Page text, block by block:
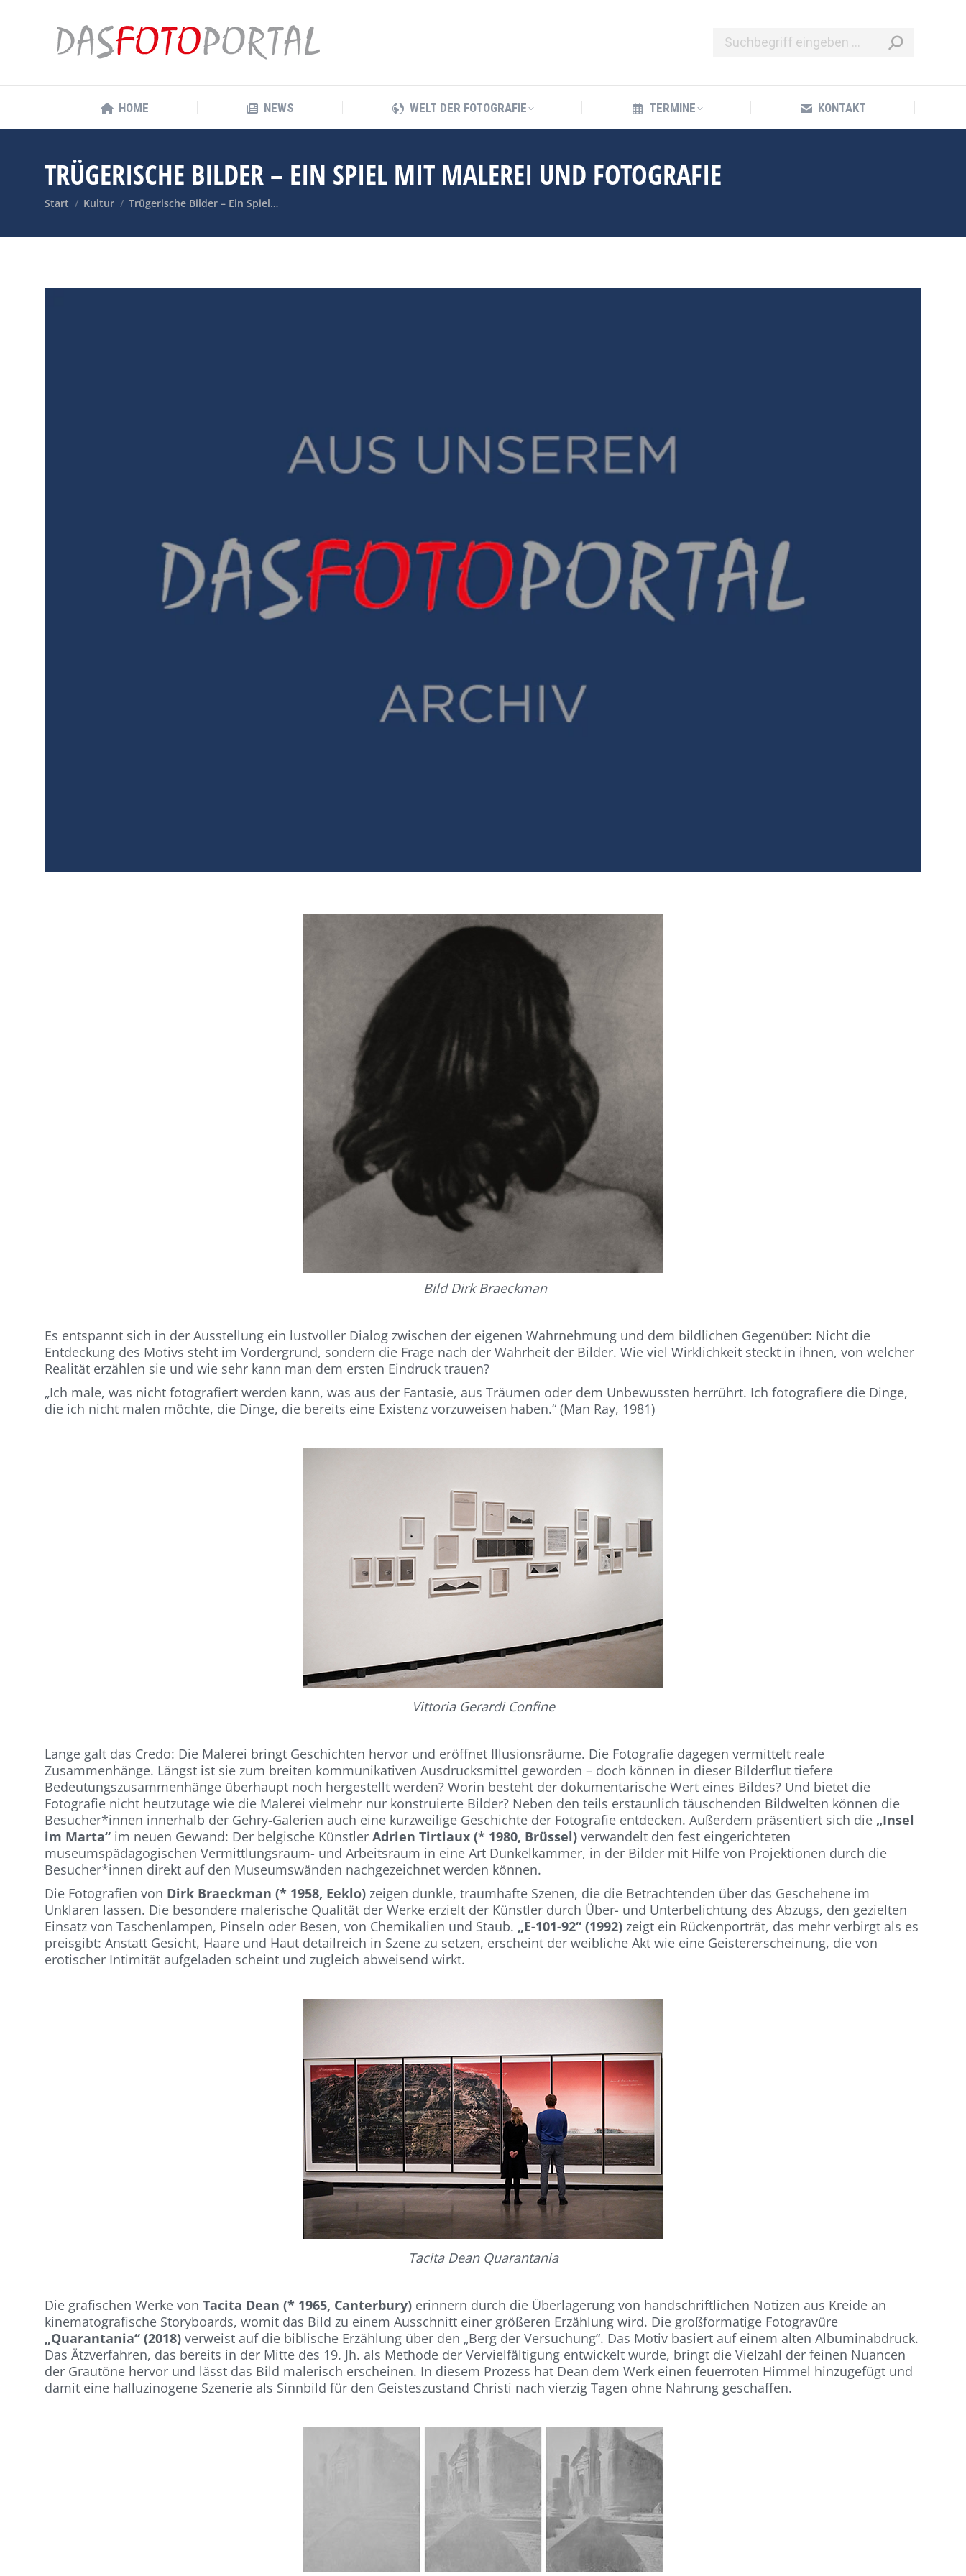
HOME NEWS WELT DER FOTOGRAFIE TERMINE KONTAKT
TRÜGERISCHE BILDER – EIN SPIEL MIT MALEREI UND FOTOGRAFIE
Sie befinden sich hier:
Start Kultur Trügerische Bilder – Ein Spiel…
Bild Dirk Braeckman
Es entspannt sich in der Ausstellung ein lustvoller Dialog zwischen der eigenen Wahrnehmung und dem bildlichen Gegenüber: Nicht die
Entdeckung des Motivs steht im Vordergrund, sondern die Frage nach der Wahrheit der Bilder. Wie viel Wirklichkeit steckt in ihnen, von welcher
Realität erzählen sie und wie sehr kann man dem ersten Eindruck trauen?
„Ich male, was nicht fotografiert werden kann, was aus der Fantasie, aus Träumen oder dem Unbewussten herrührt. Ich fotografiere die Dinge,
die ich nicht malen möchte, die Dinge, die bereits eine Existenz vorzuweisen haben.“ (Man Ray, 1981)
Vittoria Gerardi Confine
Lange galt das Credo: Die Malerei bringt Geschichten hervor und eröffnet Illusionsräume. Die Fotografie dagegen vermittelt reale
Zusammenhänge. Längst ist sie zum breiten kommunikativen Ausdrucksmittel geworden – doch können in dieser Bilderflut tiefere
Bedeutungszusammenhänge überhaupt noch hergestellt werden? Worin besteht der dokumentarische Wert eines Bildes? Und bietet die
Fotografie nicht heutzutage wie die Malerei vielmehr nur konstruierte Bilder? Neben den teils erstaunlich täuschenden Bildwelten können die
Besucher*innen innerhalb der Gehry-Galerien auch eine kurzweilige Geschichte der Fotografie entdecken. Außerdem präsentiert sich die „Insel
im Marta“ im neuen Gewand: Der belgische KünstlerAdrien Tirtiaux (* 1980, Brüssel) verwandelt den fest eingerichteten
museumspädagogischen Vermittlungsraum- und Arbeitsraum in eine Art Dunkelkammer, in der Bilder mit Hilfe von Projektionen durch die
Besucher*innen direkt auf den Museumswänden nachgezeichnet werden können.
Die Fotografien von Dirk Braeckman (* 1958, Eeklo) zeigen dunkle, traumhafte Szenen, die die Betrachtenden über das Geschehene im
Unklaren lassen. Die besondere malerische Qualität der Werke erzielt der Künstler durch Über- und Unterbelichtung des Abzugs, den gezielten
Einsatz von Taschenlampen, Pinseln oder Besen, von Chemikalien und Staub. „E-101-92“ (1992) zeigt ein Rückenporträt, das mehr verbirgt als es
preisgibt: Anstatt Gesicht, Haare und Haut detailreich in Szene zu setzen, erscheint der weibliche Akt wie eine Geistererscheinung, die von
erotischer Intimität aufgeladen scheint und zugleich abweisend wirkt.
Tacita Dean Quarantania
Die grafischen Werke vonTacita Dean (* 1965, Canterbury) erinnern durch die Überlagerung von handschriftlichen Notizen aus Kreide an
kinematografische Storyboards, womit das Bild zu einem Ausschnitt einer größeren Erzählung wird. Die großformatige Fotogravüre
„Quarantania“ (2018) verweist auf die biblische Erzählung über den „Berg der Versuchung“. Das Motiv basiert auf einem alten Albuminabdruck.
Das Ätzverfahren, das bereits in der Mitte des 19. Jh. als Methode der Vervielfältigung entwickelt wurde, bringt die Vielzahl der feinen Nuancen
der Grautöne hervor und lässt das Bild malerisch erscheinen. In diesem Prozess hat Dean dem Werk einen feuerroten Himmel hinzugefügt und
damit eine halluzinogene Szenerie als Sinnbild für den Geisteszustand Christi nach vierzig Tagen ohne Nahrung geschaffen.
HOME NEWS